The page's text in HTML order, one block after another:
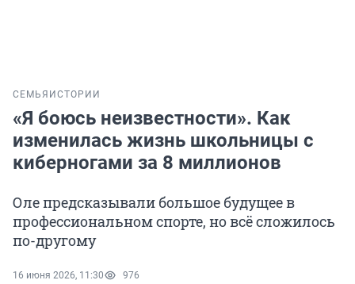
СЕМЬЯ ИСТОРИИ
«Я боюсь неизвестности». Как
изменилась жизнь школьницы с
киберногами за 8 миллионов
Оле предсказывали большое будущее в
профессиональном спорте, но всё сложилось
по-другому
16 июня 2026, 11:30 976